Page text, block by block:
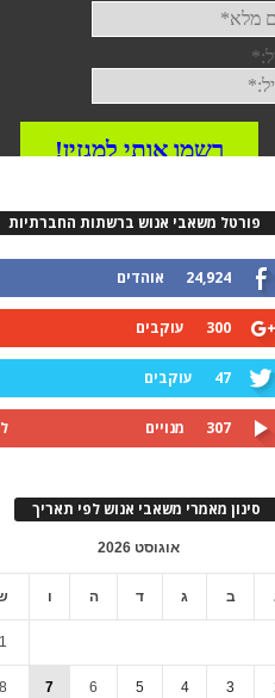
פורטל משאבי אנוש ברשתות החברתיות
24,924 אוהדים
300 עוקבים
47 עוקבים
307 מנויים
סינון מאמרי משאבי אנוש לפי תאריך
אוגוסט 2026
ב ג ד ה ו
1
3
4
5
6
7
8